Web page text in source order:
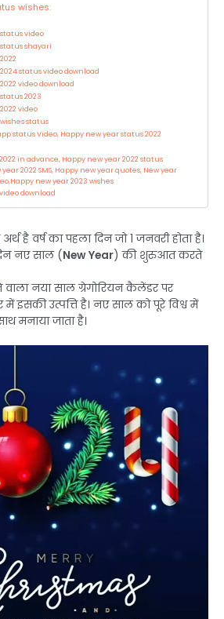
wishes:
video
shayari
status video download
video download
2023
video
status
status Video, Happy new year status 2022
in advance, Happy new year 2022 status
2022 SMS, Happy new year quotes, New year
new year 2023 wishes
download
है वर्ष का पहला दिन जो 1 जनवरी होता है।
नए साल (New Year) की शुरुआत करते
वाला नया साल ग्रेगोरियन कैलेंडर पर
इसकी उत्पत्ति है। नए साल को पूरे विश्व में
मनाया जाता है।